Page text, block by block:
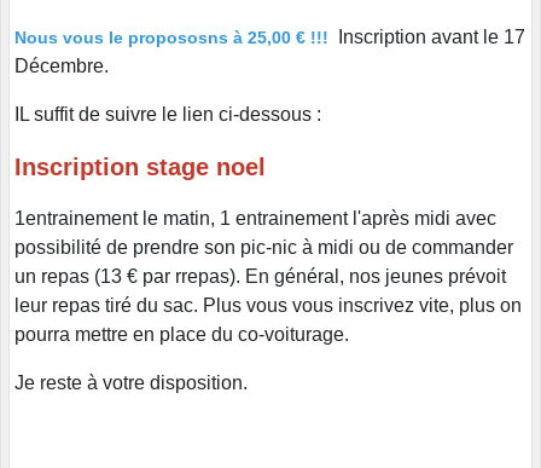
Nous vous le propososns à 25,00 € !!!
Inscription avant le 17
Décembre.
IL suffit de suivre le lien ci-dessous :
Inscription stage noel
1entrainement le matin, 1 entrainement l'après midi avec
possibilité de prendre son pic-nic à midi ou de commander
un repas (13 € par rrepas). En général, nos jeunes prévoit
leur repas tiré du sac. Plus vous vous inscrivez vite, plus on
pourra mettre en place du co-voiturage.
Je reste à votre disposition.